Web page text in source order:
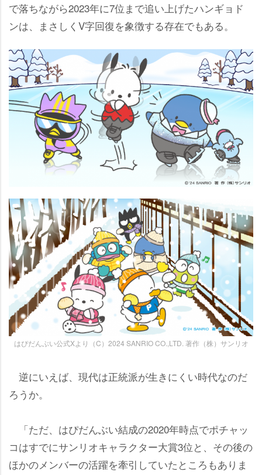
で落ちながら2023年に7位まで追い上げたハンギョド
ンは、まさしくV字回復を象徴する存在でもある。
はぴだんぶい公式Xより（C）2024 SANRIO CO.,LTD. 著作（株）サンリオ
逆にいえば、現代は正統派が生きにくい時代なのだ
ろうか。
「ただ、はぴだんぶい結成の2020年時点でポチャッ
コはすでにサンリオキャラクター大賞3位と、その後の
ほかのメンバーの活躍を牽引していたところもありま